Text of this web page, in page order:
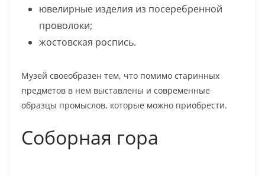
ювелирные изделия из посеребренной
проволоки;
жостовская роспись.
Музей своеобразен тем, что помимо старинных
предметов в нем выставлены и современные
образцы промыслов, которые можно приобрести.
Соборная гора